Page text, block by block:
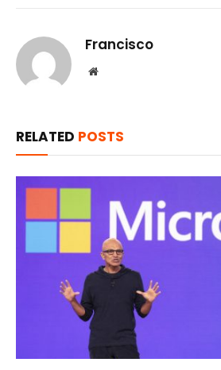
Francisco
Website
RELATED POSTS